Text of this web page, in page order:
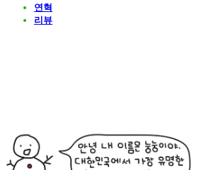
연혁
리뷰